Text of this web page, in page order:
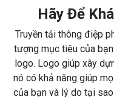
Hãy Để
Truyền tải thông điệp
tượng mục tiêu của
logo. Logo giúp xây
nó có khả năng giúp
của bạn và lý do tại